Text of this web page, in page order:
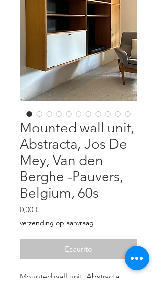
Mounted wall unit,
Abstracta, Jos De
Mey, Van den
Berghe -Pauvers,
Belgium, 60s
0,00 €
verzending op aanvraag
Esaurito
Mounted wall unit, Abstracta